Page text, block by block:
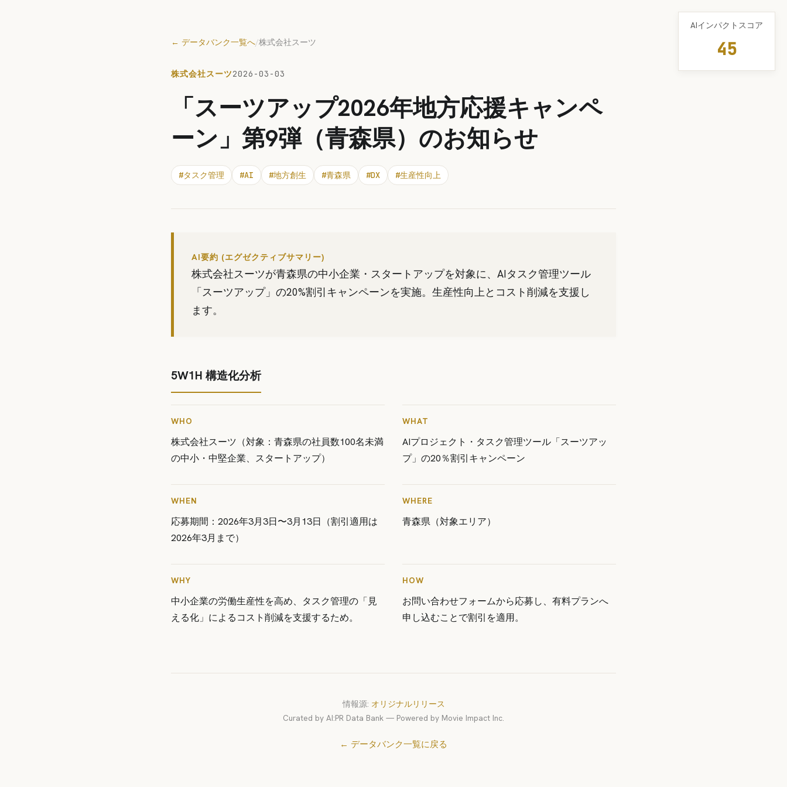
← データバンク一覧へ/株式会社スーツ
株式会社スーツ2026-03-03
「スーツアップ2026年地方応援キャンペ
ーン」第9弾（青森県）のお知らせ
#タスク管理 #AI #地方創生 #青森県 #DX #生産性向上
AIインパクトスコア
45
AI要約 (エグゼクティブサマリー)
株式会社スーツが青森県の中小企業・スタートアップを対象に、AIタスク管理ツール
「スーツアップ」の20%割引キャンペーンを実施。生産性向上とコスト削減を支援し
ます。
5W1H 構造化分析
WHO
株式会社スーツ（対象：青森県の社員数100名未満
の中小・中堅企業、スタートアップ）
WHAT
AIプロジェクト・タスク管理ツール「スーツアッ
プ」の20％割引キャンペーン
WHEN
応募期間：2026年3月3日〜3月13日（割引適用は
2026年3月まで）
WHERE
青森県（対象エリア）
WHY
中小企業の労働生産性を高め、タスク管理の「見
える化」によるコスト削減を支援するため。
HOW
お問い合わせフォームから応募し、有料プランへ
申し込むことで割引を適用。
情報源: オリジナルリリース
Curated by AI:PR Data Bank — Powered by Movie Impact Inc.
← データバンク一覧に戻る